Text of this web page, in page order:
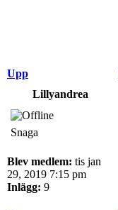
Upp
Lillyandrea
Snaga
Blev medlem: tis jan
29, 2019 7:15 pm
Inlägg: 9